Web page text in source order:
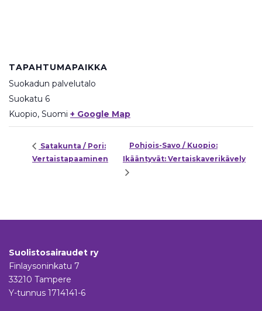
TAPAHTUMAPAIKKA
Suokadun palvelutalo
Suokatu 6
Kuopio, Suomi + Google Map
Satakunta / Pori:
Vertaistapaaminen
Pohjois-Savo / Kuopio:
Ikääntyvät: Vertaiskaverikävely
Suolistosairaudet ry
Finlaysoninkatu 7
33210 Tampere
Y-tunnus 1714141-6